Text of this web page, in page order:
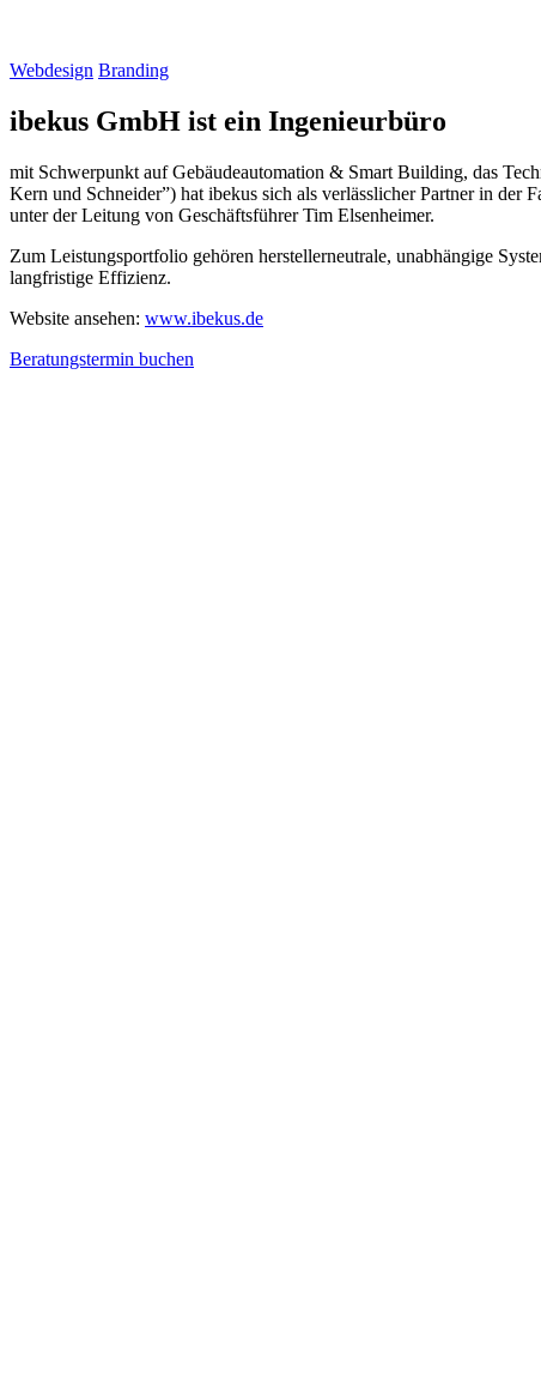
Webdesign Branding
ibekus GmbH ist ein Ingenieurbüro
mit Schwerpunkt auf Gebäudeautomation & Smart Building, das
Kern und Schneider”) hat ibekus sich als verlässlicher Partner in der
unter der Leitung von Geschäftsführer Tim Elsenheimer.
Zum Leistungsportfolio gehören herstellerneutrale, unabhängige
langfristige Effizienz.
Website ansehen: www.ibekus.de
Beratungstermin buchen